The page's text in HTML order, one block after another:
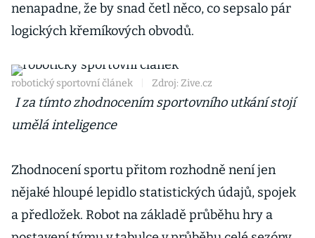
nenapadne, že by snad četl něco, co sepsalo pár
logických křemíkových obvodů.
robotický sportovní článek Zdroj: Zive.cz
I za tímto zhodnocením sportovního utkání stojí
umělá inteligence
Zhodnocení sportu přitom rozhodně není jen
nějaké hloupé lepidlo statistických údajů, spojek
a předložek. Robot na základě průběhu hry a